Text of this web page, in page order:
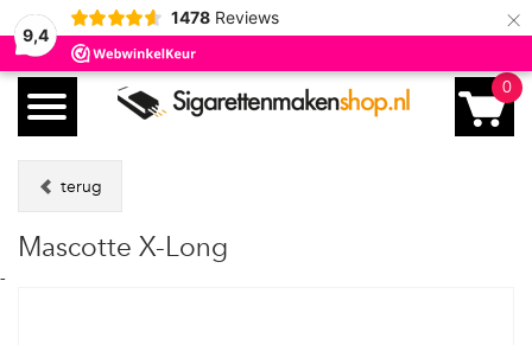
9,4
1478 Reviews ×
0
terug
Mascotte X-Long
-